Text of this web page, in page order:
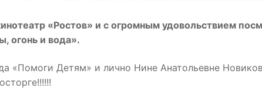
«Ростов» и с огромным удовольствием
огонь и вода».
«Помоги Детям» и лично Нине Анатольевне